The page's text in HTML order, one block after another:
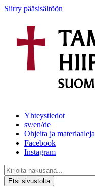
Siirry pääsisältöön
Yhteystiedot
sv/en/de
Ohjeita ja materiaaleja
Facebook
Instagram
Etsi sivustolta